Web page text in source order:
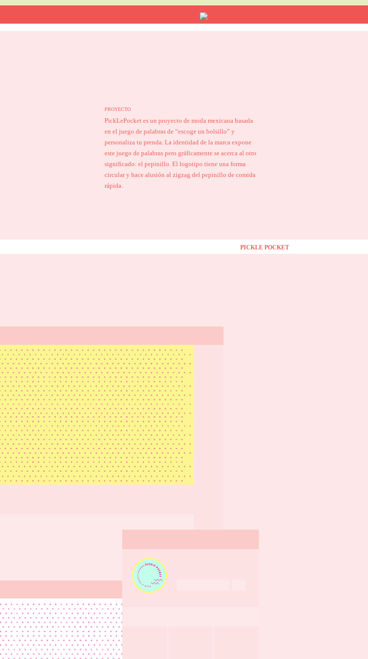
PROYECTO
PickLePocket es un proyecto de moda mexicana basada
en el juego de palabras de “escoge un bolsillo” y
personaliza tu prenda. La identidad de la marca expone
este juego de palabras pero gráficamente se acerca al otro
significado: el pepinillo. El logotipo tiene una forma
circular y hace alusión al zigzag del pepinillo de comida
rápida.
PICKLE POCKET